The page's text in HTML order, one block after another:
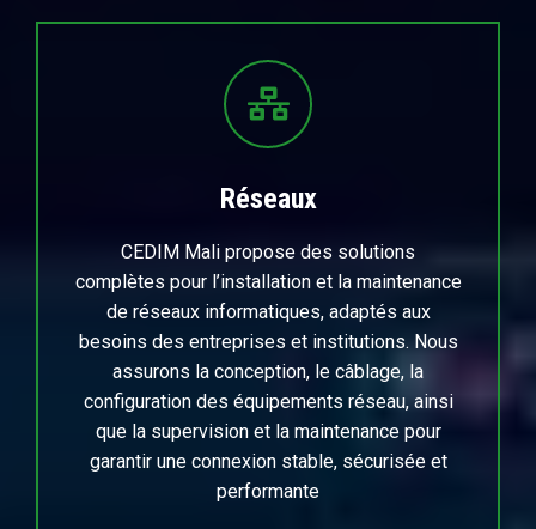
Réseaux
CEDIM Mali propose des solutions
complètes pour l’installation et la maintenance
de réseaux informatiques, adaptés aux
besoins des entreprises et institutions. Nous
assurons la conception, le câblage, la
configuration des équipements réseau, ainsi
que la supervision et la maintenance pour
garantir une connexion stable, sécurisée et
performante